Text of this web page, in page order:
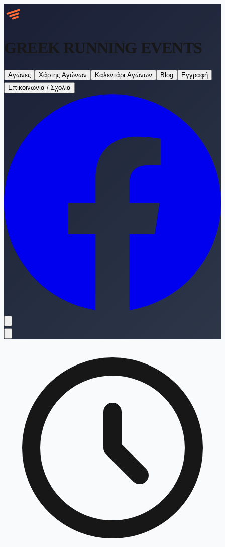
GREEK RUNNING EVENTS
Αγώνες Χάρτης Αγώνων Καλεντάρι Αγώνων Blog
Εγγραφή
Επικοινωνία / Σχόλια